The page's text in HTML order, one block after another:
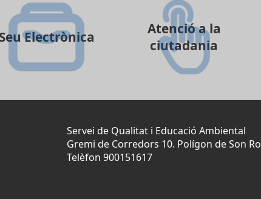
Seu Electrònica
Atenció a la
ciutadania
Servei de Qualitat i Educació Ambiental
Gremi de Corredors 10. Polígon de Son
Telèfon 900151617